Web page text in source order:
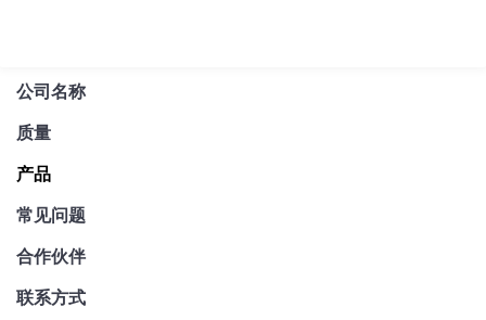
公司名称
质量
产品
常见问题
合作伙伴
联系方式